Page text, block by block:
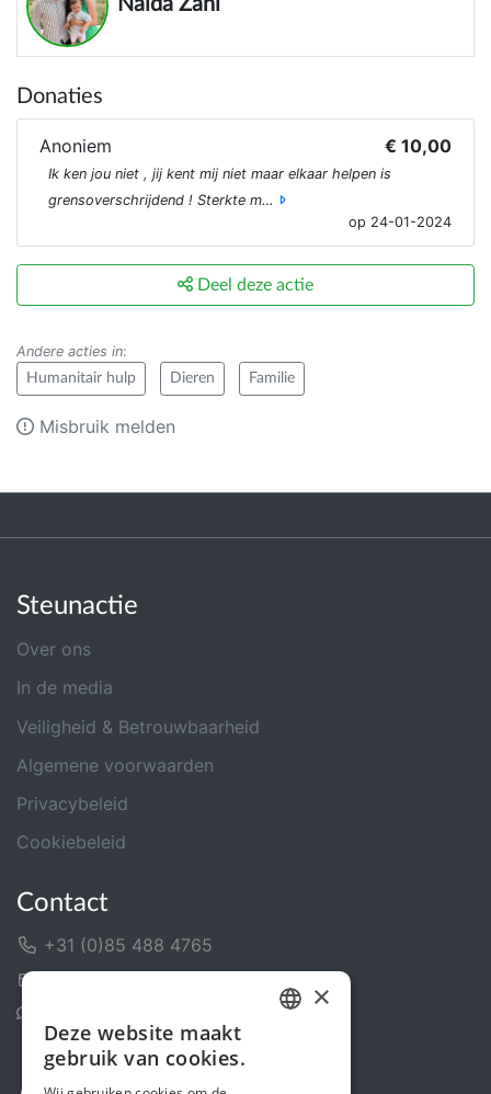
Donaties
Anoniem € 10,00
Ik ken jou niet , jij kent mij niet maar elkaar helpen is
grensoverschrijdend ! Sterkte m…
op 24-01-2024
Deel deze actie
Andere acties in:
Humanitair hulp Dieren Familie
Misbruik melden
Steunactie
Over ons
In de media
Veiligheid & Betrouwbaarheid
Algemene voorwaarden
Privacybeleid
Cookiebeleid
Contact
+31 (0)85 488 4765
×
Deze website maakt
gebruik van cookies.